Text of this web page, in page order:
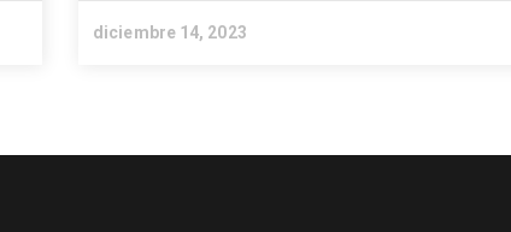
diciembre 14, 2023